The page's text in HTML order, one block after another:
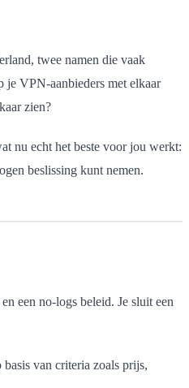
twee namen die vaak
VPN-aanbieders met elkaar
zien?
nu echt het beste voor jou werkt:
beslissing kunt nemen.
een no-logs beleid. Je sluit een
van criteria zoals prijs,